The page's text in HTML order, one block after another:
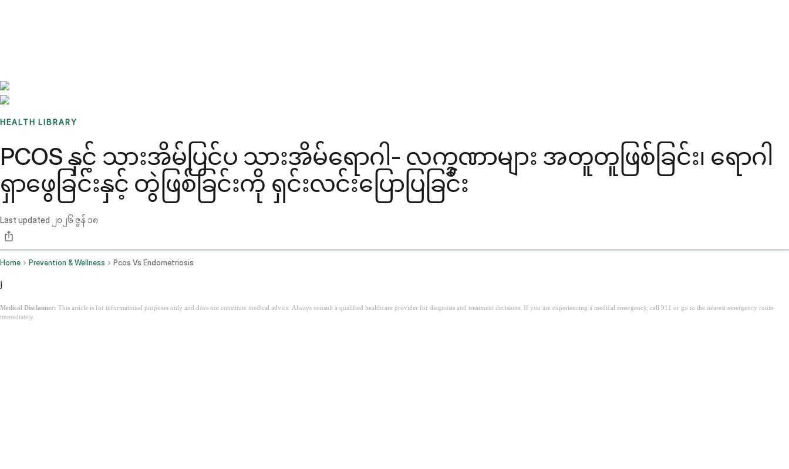
HEALTH LIBRARY
PCOS နှင့် သားအိမ်ပြင်ပ သားအိမ်ရောဂါ- လက္ခဏာများ အတူတူဖြစ်ခြင်း၊ ရောဂါ
ရှာဖွေခြင်းနှင့် တွဲဖြစ်ခြင်းကို ရှင်းလင်းပြောပြခြင်း
Last updated ၂၀၂၆ ဇွန် ၁၈
Home Prevention & Wellness Pcos Vs Endometriosis
j
Medical Disclaimer: This article is for informational purposes only and does not constitute medical advice. Always consult a qualified healthcare provider for diagnosis and treatment decisions. If you are experiencing a medical emergency, call 911 or go to the nearest emergency room
immediately.